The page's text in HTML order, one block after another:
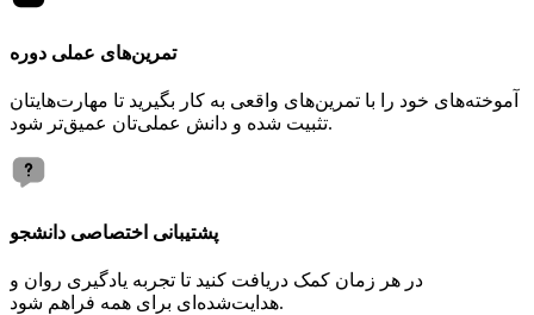
تمرین‌های عملی دوره
آموخته‌های خود را با تمرین‌های واقعی به کار بگیرید تا مهارت‌هایتان
تثبیت شده و دانش عملی‌تان عمیق‌تر شود.
پشتیبانی اختصاصی دانشجو
در هر زمان کمک دریافت کنید تا تجربه یادگیری روان و
هدایت‌شده‌ای برای همه فراهم شود.